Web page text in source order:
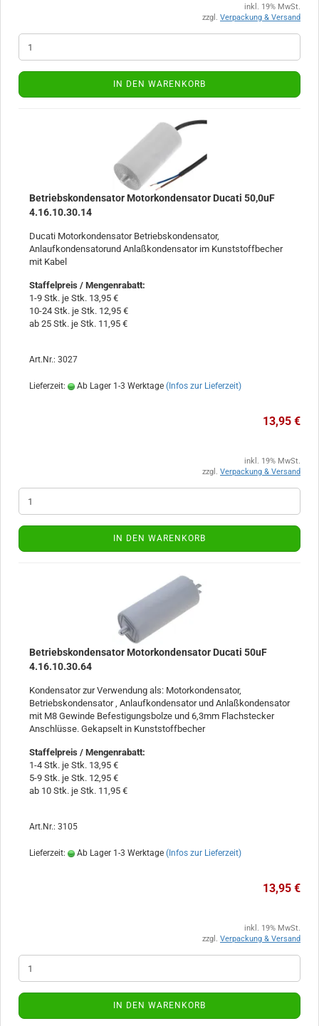
inkl. 19% MwSt.
zzgl. Verpackung & Versand
IN DEN WARENKORB
Betriebskondensator Motorkondensator Ducati 50,0uF
4.16.10.30.14
Ducati Motorkondensator Betriebskondensator,
Anlaufkondensatorund Anlaßkondensator im Kunststoffbecher
mit Kabel
Staffelpreis / Mengenrabatt:
1-9 Stk. je Stk. 13,95 €
10-24 Stk. je Stk. 12,95 €
ab 25 Stk. je Stk. 11,95 €
Art.Nr.: 3027
Lieferzeit: Ab Lager 1-3 Werktage (Infos zur Lieferzeit)
13,95 €
inkl. 19% MwSt.
zzgl. Verpackung & Versand
IN DEN WARENKORB
Betriebskondensator Motorkondensator Ducati 50uF
4.16.10.30.64
Kondensator zur Verwendung als: Motorkondensator,
Betriebskondensator , Anlaufkondensator und Anlaßkondensator
mit M8 Gewinde Befestigungsbolze und 6,3mm Flachstecker
Anschlüsse. Gekapselt in Kunststoffbecher
Staffelpreis / Mengenrabatt:
1-4 Stk. je Stk. 13,95 €
5-9 Stk. je Stk. 12,95 €
ab 10 Stk. je Stk. 11,95 €
Art.Nr.: 3105
Lieferzeit: Ab Lager 1-3 Werktage (Infos zur Lieferzeit)
13,95 €
inkl. 19% MwSt.
zzgl. Verpackung & Versand
IN DEN WARENKORB